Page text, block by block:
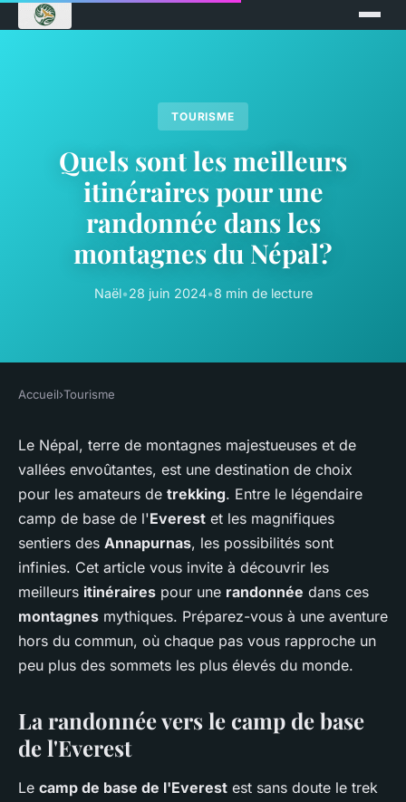
TOURISME
Quels sont les meilleurs
itinéraires pour une
randonnée dans les
montagnes du Népal?
Naël•28 juin 2024•8 min de lecture
Accueil›Tourisme
Le Népal, terre de montagnes majestueuses et de
vallées envoûtantes, est une destination de choix
pour les amateurs de trekking. Entre le légendaire
camp de base de l'Everest et les magnifiques
sentiers des Annapurnas, les possibilités sont
infinies. Cet article vous invite à découvrir les
meilleurs itinéraires pour une randonnée dans ces
montagnes mythiques. Préparez-vous à une aventure
hors du commun, où chaque pas vous rapproche un
peu plus des sommets les plus élevés du monde.
La randonnée vers le camp de base
de l'Everest
Le camp de base de l'Everest est sans doute le trek